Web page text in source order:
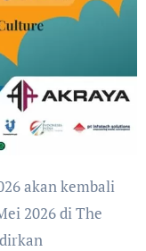
akan kembali
2026 di The